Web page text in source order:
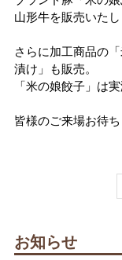
山形牛を販売いたし
さらに加工商品の
漬け」も販売。
「米の娘餃子」は
皆様のご来場お待
お知らせ